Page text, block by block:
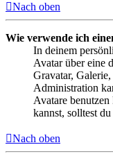
Nach oben
Wie verwende ich
In deinem
Avatar über eine
Gravatar,
Administration
Avatare
kannst, solltest
Nach oben